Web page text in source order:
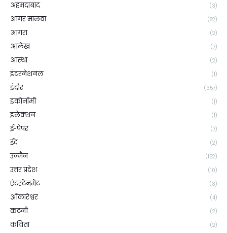
अहमदाबाद (3)
आगर मालवा (82)
आगरा (2)
आलेख (7)
आस्था (2)
इंटरनेशनल (1)
इंदौर (357)
इकोनॉमी (1)
इलेक्शन (1)
ई-पेपर (7)
ईद (2)
उज्जैन (152)
उत्तर प्रदेश (10)
एंटरटेनमेंट (3)
ओंकारेश्वर (4)
कटनी (2)
कविता (2)